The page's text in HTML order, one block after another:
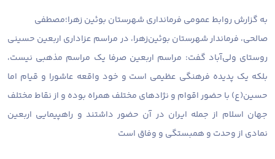
به گزارش روابط عمومی فرمانداری شهرستان بوئین زهرا؛مصطفی
صالحی، فرماندار شهرستان بوئین‌زهرا، در مراسم عزاداری اربعین حسینی
روستای ولی‌آباد گفت: مراسم اربعین صرفا یک مراسم مذهبی نیست،
بلکه یک پدیده فرهنگی عظیمی است و خود واقعه عاشورا و قیام اما
حسین(ع) با حضور اقوام و نژاد‌های مختلف همراه بوده و از نقاط مختلف
جهان اسلام از جمله ایران در آن حضور داشتند و راهپیمایی اربعین
نمادی از وحدت و همبستگی و وفاق است